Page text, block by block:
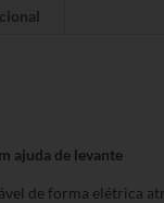
ajuda de levante
de forma elétrica